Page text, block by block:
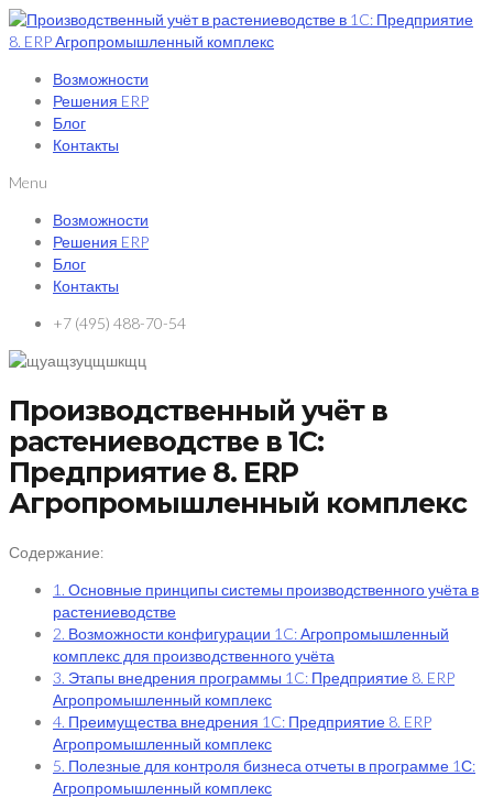
Возможности
Решения ERP
Блог
Контакты
Menu
Возможности
Решения ERP
Блог
Контакты
+7 (495) 488-70-54
Производственный учёт в
растениеводстве в 1C:
Предприятие 8. ERP
Агропромышленный комплекс
Содержание:
1. Основные принципы системы производственного учёта в
растениеводстве
2. Возможности конфигурации 1C: Агропромышленный
комплекс для производственного учёта
3. Этапы внедрения программы 1C: Предприятие 8. ERP
Агропромышленный комплекс
4. Преимущества внедрения 1C: Предприятие 8. ERP
Агропромышленный комплекс
5. Полезные для контроля бизнеса отчеты в программе 1С:
Агропромышленный комплекс